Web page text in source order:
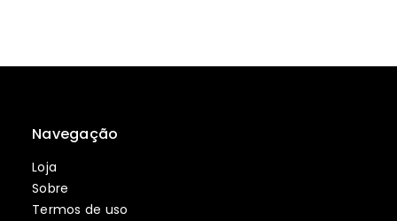
Navegação
Loja
Sobre
Termos de uso